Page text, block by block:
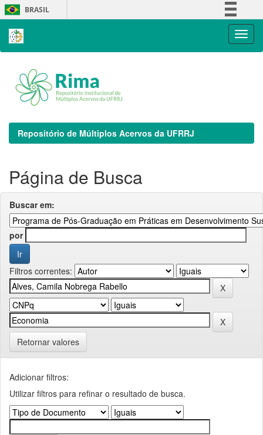
Skip
navigation
BRASIL
Repositório de Múltiplos Acervos da UFRRJ
Página de Busca
Buscar em:
por
Filtros correntes:
Retornar valores
Adicionar filtros:
Utilizar filtros para refinar o resultado de busca.